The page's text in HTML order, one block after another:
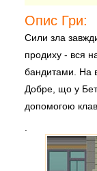
Опис Гри:
Сили зла
продиху - вся
бандитами. На
Добре, що у
допомогою